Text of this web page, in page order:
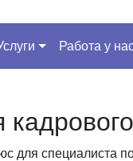
Работа у
для специалиста